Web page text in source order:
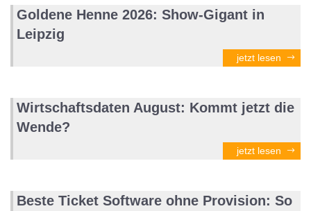
Goldene Henne 2026: Show-Gigant in
Leipzig
jetzt lesen
Wirtschaftsdaten August: Kommt jetzt die
Wende?
jetzt lesen
Beste Ticket Software ohne Provision: So